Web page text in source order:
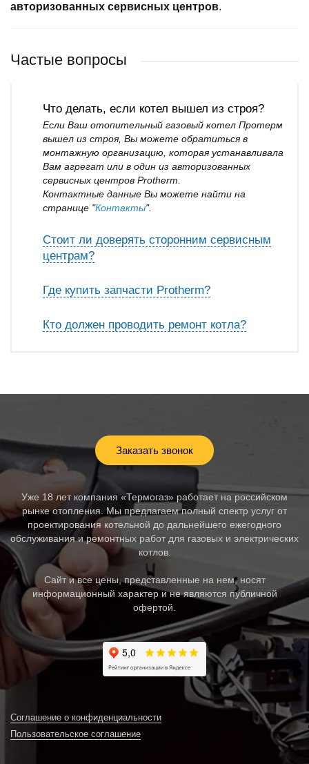
авторизованных сервисных центров.
Частые вопросы
Что делать, если котел вышел из строя?
Если Ваш отопительный газовый котел Протерм
вышел из строя, Вы можете обратиться в
монтажную организацию, которая устанавливала
Вам агрегат или в один из авторизованных
сервисных центров Protherm.
Контактные данные Вы можете найти на
странице "Контакты".
Стоит ли доверять сторонним сервисным
центрам?
Где купить запчасти Protherm?
Кто должен проводить ремонт котла?
Заказать звонок
Уже 18 лет компания «Термогаз» работает на российском
рынке отопления. Мы предлагаем полный спектр услуг от
проектирования котельной до дальнейшего ежегодного
обслуживания и ремонтных работ для газовых и электрических
котлов.
Сайт и все цены, представленные на нем, носят
информационный характер и не являются публичной
офертой.
Соглашение о конфиденциальности
Пользовательское соглашение